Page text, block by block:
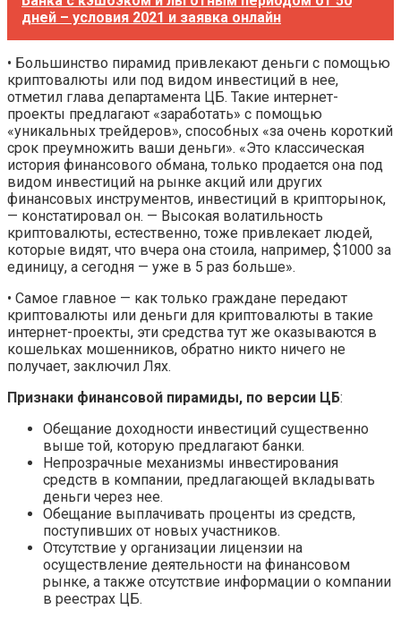
дней – условия 2021 и заявка онлайн
• Большинство пирамид привлекают деньги с помощью
криптовалюты или под видом инвестиций в нее,
отметил глава департамента ЦБ. Такие интернет-
проекты предлагают «заработать» с помощью
«уникальных трейдеров», способных «за очень короткий
срок преумножить ваши деньги». «Это классическая
история финансового обмана, только продается она под
видом инвестиций на рынке акций или других
финансовых инструментов, инвестиций в крипторынок,
— констатировал он. — Высокая волатильность
криптовалюты, естественно, тоже привлекает людей,
которые видят, что вчера она стоила, например, $1000 за
единицу, а сегодня — уже в 5 раз больше».
• Самое главное — как только граждане передают
криптовалюты или деньги для криптовалюты в такие
интернет-проекты, эти средства тут же оказываются в
кошельках мошенников, обратно никто ничего не
получает, заключил Лях.
Признаки финансовой пирамиды, по версии ЦБ:
Обещание доходности инвестиций существенно
выше той, которую предлагают банки.
Непрозрачные механизмы инвестирования
средств в компании, предлагающей вкладывать
деньги через нее.
Обещание выплачивать проценты из средств,
поступивших от новых участников.
Отсутствие у организации лицензии на
осуществление деятельности на финансовом
рынке, а также отсутствие информации о компании
в реестрах ЦБ.